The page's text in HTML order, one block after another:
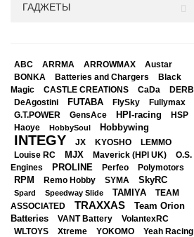
ГАДЖЕТЫ
ABC ARRMA ARROWMAX Austar
BONKA Batteries and Chargers
Black
Magic
CASTLE CREATIONS CaDa DERB
DeAgostini FUTABA FlySky Fullymax
G.T.POWER GensAce HPI-racing
HSP
Haoye
HobbySoul Hobbywing
INTEGY JX KYOSHO
LEMMO
Louise RC
MJX Maverick (HPI UK)
O.S.
Engines
PROLINE Perfeo Polymotors
RPM Remo Hobby SYMA SkyRC
Spard Speedway Slide TAMIYA
TEAM
ASSOCIATED
TRAXXAS
Team Orion
Batteries
VANT Battery VolantexRC
WLTOYS Xtreme YOKOMO Yeah Racing